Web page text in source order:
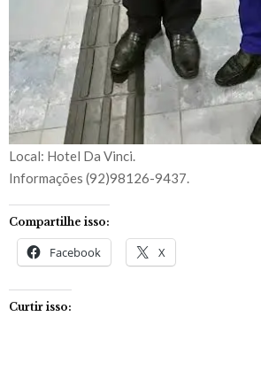
Local: Hotel Da Vinci.
Informações (92)98126-9437.
Compartilhe isso:
Facebook X
Curtir isso: